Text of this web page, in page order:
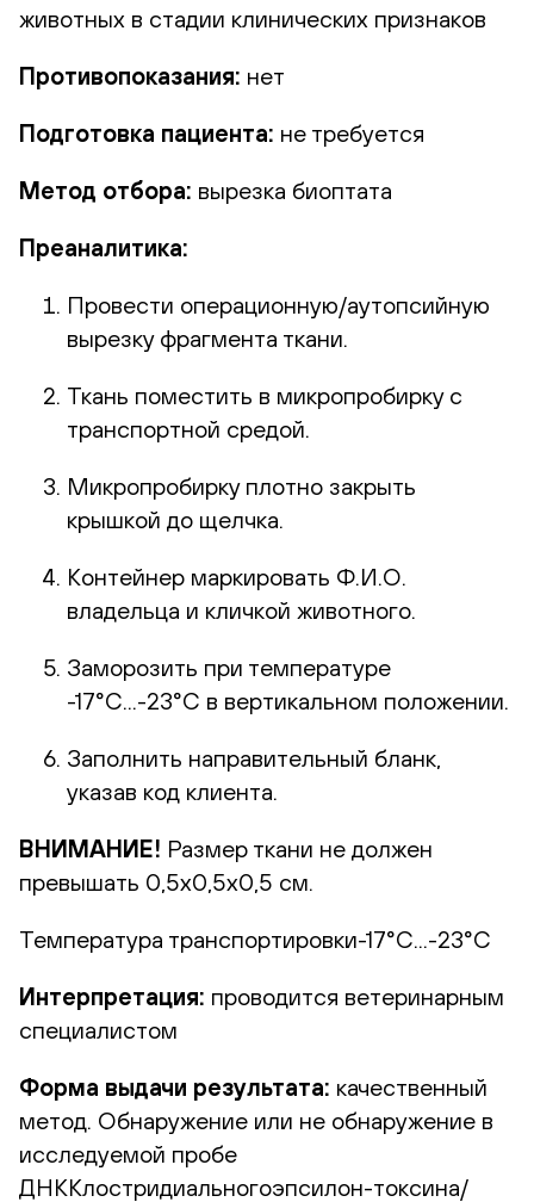
животных в стадии клинических признаков
Противопоказания: нет
Подготовка пациента: не требуется
Метод отбора: вырезка биоптата
Преаналитика:
Провести операционную/аутопсийную
вырезку фрагмента ткани.
Ткань поместить в микропробирку с
транспортной средой.
Микропробирку плотно закрыть
крышкой до щелчка.
Контейнер маркировать Ф.И.О.
владельца и кличкой животного.
Заморозить при температуре
-17°С...-23°С в вертикальном положении.
Заполнить направительный бланк,
указав код клиента.
ВНИМАНИЕ! Размер ткани не должен
превышать 0,5х0,5х0,5 см.
Температура транспортировки-17°С...-23°С
Интерпретация: проводится ветеринарным
специалистом
Форма выдачи результата: качественный
метод. Обнаружение или не обнаружение в
исследуемой пробе
ДНККлостридиальногоэпсилон-токсина/